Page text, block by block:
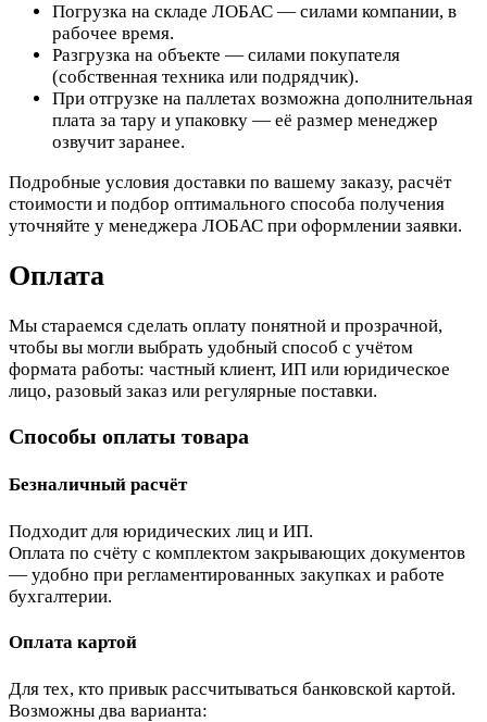
Погрузка на складе ЛОБАС — силами компании, в
рабочее время.
Разгрузка на объекте — силами покупателя
(собственная техника или подрядчик).
При отгрузке на паллетах возможна дополнительная
плата за тару и упаковку — её размер менеджер
озвучит заранее.
Подробные условия доставки по вашему заказу, расчёт
стоимости и подбор оптимального способа получения
уточняйте у менеджера ЛОБАС при оформлении заявки.
Оплата
Мы стараемся сделать оплату понятной и прозрачной,
чтобы вы могли выбрать удобный способ с учётом
формата работы: частный клиент, ИП или юридическое
лицо, разовый заказ или регулярные поставки.
Способы оплаты товара
Безналичный расчёт
Подходит для юридических лиц и ИП.
Оплата по счёту с комплектом закрывающих документов
— удобно при регламентированных закупках и работе
бухгалтерии.
Оплата картой
Для тех, кто привык рассчитываться банковской картой.
Возможны два варианта: